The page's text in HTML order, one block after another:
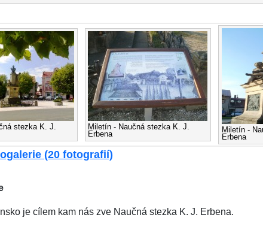
stezka K. J.
Miletín - Naučná stezka K. J.
Erbena
Miletín -
Erbena
(20 fotografií)
je cílem kam nás zve Naučná stezka K. J. Erbena.